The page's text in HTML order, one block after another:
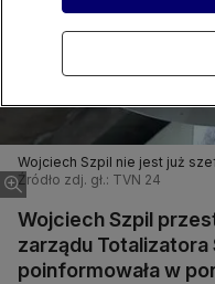
Wojciech Szpil nie jest już
Źródło zdj. gł.: TVN 24
Wojciech Szpil
zarządu
poinformowała w